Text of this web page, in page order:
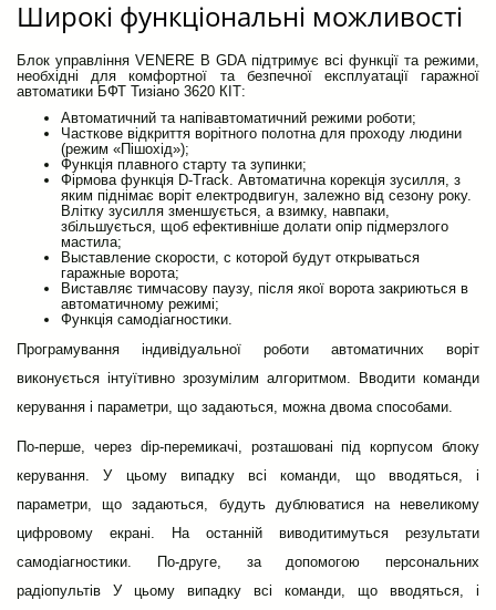
Широкі функціональні можливості
Блок управління VENERE B GDA підтримує всі функції та режими,
необхідні для комфортної та безпечної експлуатації гаражної
автоматики БФТ Тизіано 3620 КІТ:
Автоматичний та напівавтоматичний режими роботи;
Часткове відкриття ворітного полотна для проходу людини
(режим «Пішохід»);
Функція плавного старту та зупинки;
Фірмова функція D-Track. Автоматична корекція зусилля, з
яким піднімає воріт електродвигун, залежно від сезону року.
Влітку зусилля зменшується, а взимку, навпаки,
збільшується, щоб ефективніше долати опір підмерзлого
мастила;
Выставление скорости, с которой будут открываться
гаражные ворота;
Виставляє тимчасову паузу, після якої ворота закриються в
автоматичному режимі;
Функція самодіагностики.
Програмування індивідуальної роботи автоматичних воріт
виконується інтуїтивно зрозумілим алгоритмом. Вводити команди
керування і параметри, що задаються, можна двома способами.
По-перше, через dip-перемикачі, розташовані під корпусом блоку
керування. У цьому випадку всі команди, що вводяться, і
параметри, що задаються, будуть дублюватися на невеликому
цифровому екрані. На останній виводитимуться результати
самодіагностики.
По-друге, за допомогою персональних
радіопультів У цьому випадку всі команди, що вводяться, і